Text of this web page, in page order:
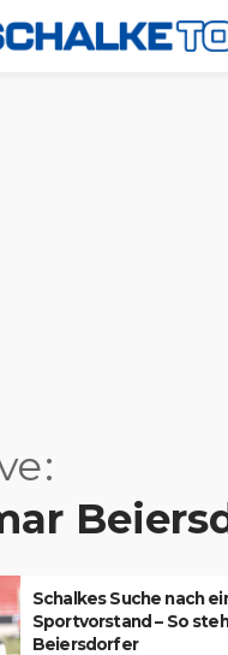
Schalkes Suche nach
Sportvorstand – So
Beiersdorfer